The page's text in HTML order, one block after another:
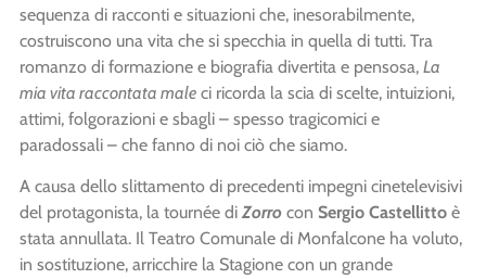
sequenza di racconti e situazioni che, inesorabilmente,
costruiscono una vita che si specchia in quella di tutti. Tra
romanzo di formazione e biografia divertita e pensosa, La
mia vita raccontata male ci ricorda la scia di scelte, intuizioni,
attimi, folgorazioni e sbagli – spesso tragicomici e
paradossali – che fanno di noi ciò che siamo.
A causa dello slittamento di precedenti impegni cinetelevisivi
del protagonista, la tournée diZorro con Sergio Castellitto è
stata annullata. Il Teatro Comunale di Monfalcone ha voluto,
in sostituzione, arricchire la Stagione con un grande